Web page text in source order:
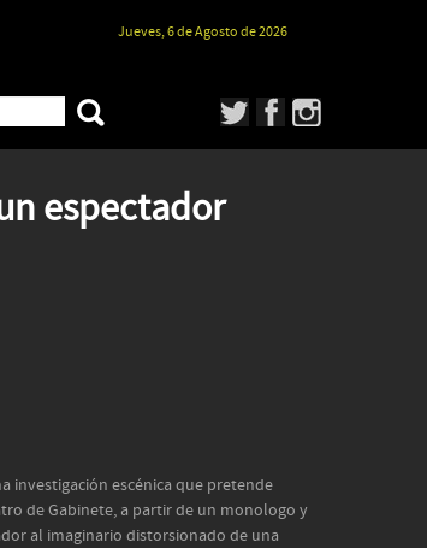
Jueves, 6 de Agosto de 2026
espectador
investigación escénica que pretende
de Gabinete, a partir de un monologo y
al imaginario distorsionado de una